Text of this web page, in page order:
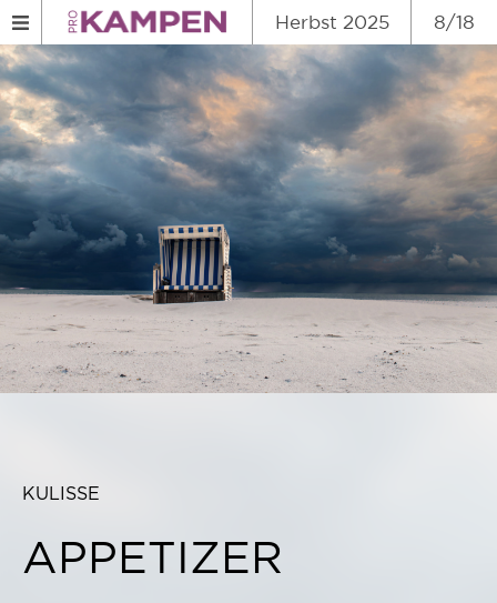
Herbst 2025 8/18
KULISSE
APPETIZER